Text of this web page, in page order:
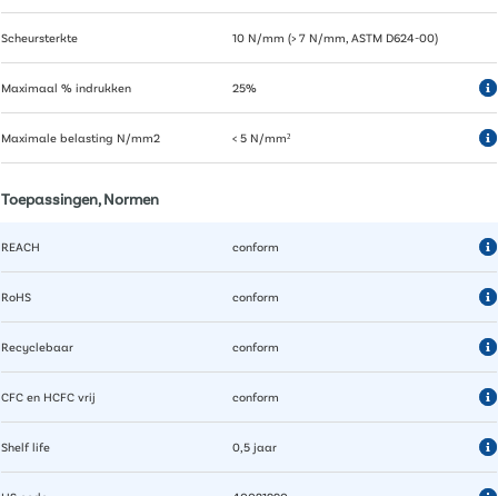
Scheursterkte 10 N/mm (> 7 N/mm, ASTM D624-00)
Maximaal % indrukken 25%
Maximale belasting N/mm2 < 5 N/mm²
Toepassingen, Normen
REACH conform
RoHS conform
Recyclebaar conform
CFC en HCFC vrij conform
Shelf life 0,5 jaar